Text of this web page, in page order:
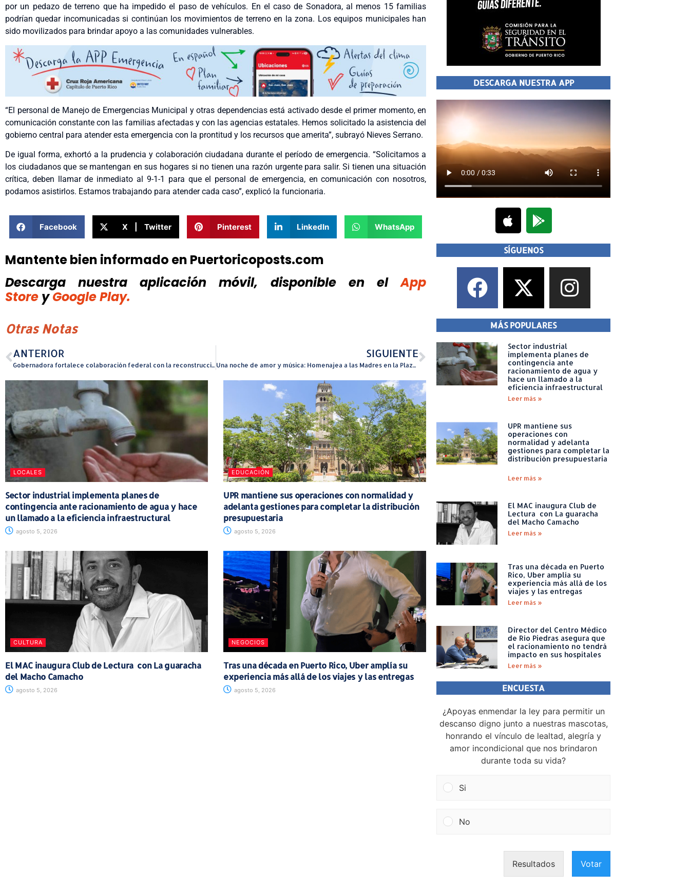
por un pedazo de terreno que ha impedido el paso de vehículos. En el caso de Sonadora, al menos 15 familias
podrían quedar incomunicadas si continúan los movimientos de terreno en la zona. Los equipos municipales han
sido movilizados para brindar apoyo a las comunidades vulnerables.
“El personal de Manejo de Emergencias Municipal y otras dependencias está activado desde el primer momento, en
comunicación constante con las familias afectadas y con las agencias estatales. Hemos solicitado la asistencia del
gobierno central para atender esta emergencia con la prontitud y los recursos que amerita”, subrayó Nieves Serrano.
De igual forma, exhortó a la prudencia y colaboración ciudadana durante el período de emergencia. “Solicitamos a
los ciudadanos que se mantengan en sus hogares si no tienen una razón urgente para salir. Si tienen una situación
crítica, deben llamar de inmediato al 9-1-1 para que el personal de emergencia, en comunicación con nosotros,
podamos asistirlos. Estamos trabajando para atender cada caso”, explicó la funcionaria.
Facebook X | Twitter Pinterest LinkedIn WhatsApp
Mantente bien informado en Puertoricoposts.com
Descarga nuestra aplicación móvil, disponible
en el
App
Store y Google Play.
Otras Notas
ANTERIOR
Gobernadora fortalece colaboración federal con la reconstrucción
SIGUIENTE
Una noche de amor y música: Homenajea a las Madres en la Plaza Pública de Peñelas
LOCALES
Sector industrial implementa planes de
contingencia ante racionamiento de agua y hace
un llamado a la eficiencia infraestructural
agosto 5, 2026
EDUCACIÓN
UPR mantiene sus operaciones con normalidad y
adelanta gestiones para completar la distribución
presupuestaria
agosto 5, 2026
CULTURA
El MAC inaugura Club de Lectura con La guaracha
del Macho Camacho
agosto 5, 2026
NEGOCIOS
Tras una década en Puerto Rico, Uber amplía su
experiencia más allá de los viajes y las entregas
agosto 5, 2026
DESCARGA NUESTRA APP
SÍGUENOS
MÁS POPULARES
Sector industrial
implementa planes de
contingencia ante
racionamiento de agua y
hace un llamado a la
eficiencia infraestructural
Leer más »
UPR mantiene sus
operaciones con
normalidad y adelanta
gestiones para completar la
distribución presupuestaria
Leer más »
El MAC inaugura Club de
Lectura con La guaracha
del Macho Camacho
Leer más »
Tras una década en Puerto
Rico, Uber amplía su
experiencia más allá de los
viajes y las entregas
Leer más »
Director del Centro Médico
de Río Piedras asegura que
el racionamiento no tendrá
impacto en sus hospitales
Leer más »
ENCUESTA
¿Apoyas enmendar la ley para permitir un
descanso digno junto a nuestras mascotas,
honrando el vínculo de lealtad, alegría y
amor incondicional que nos brindaron
durante toda su vida?
Si
No
Resultados Votar